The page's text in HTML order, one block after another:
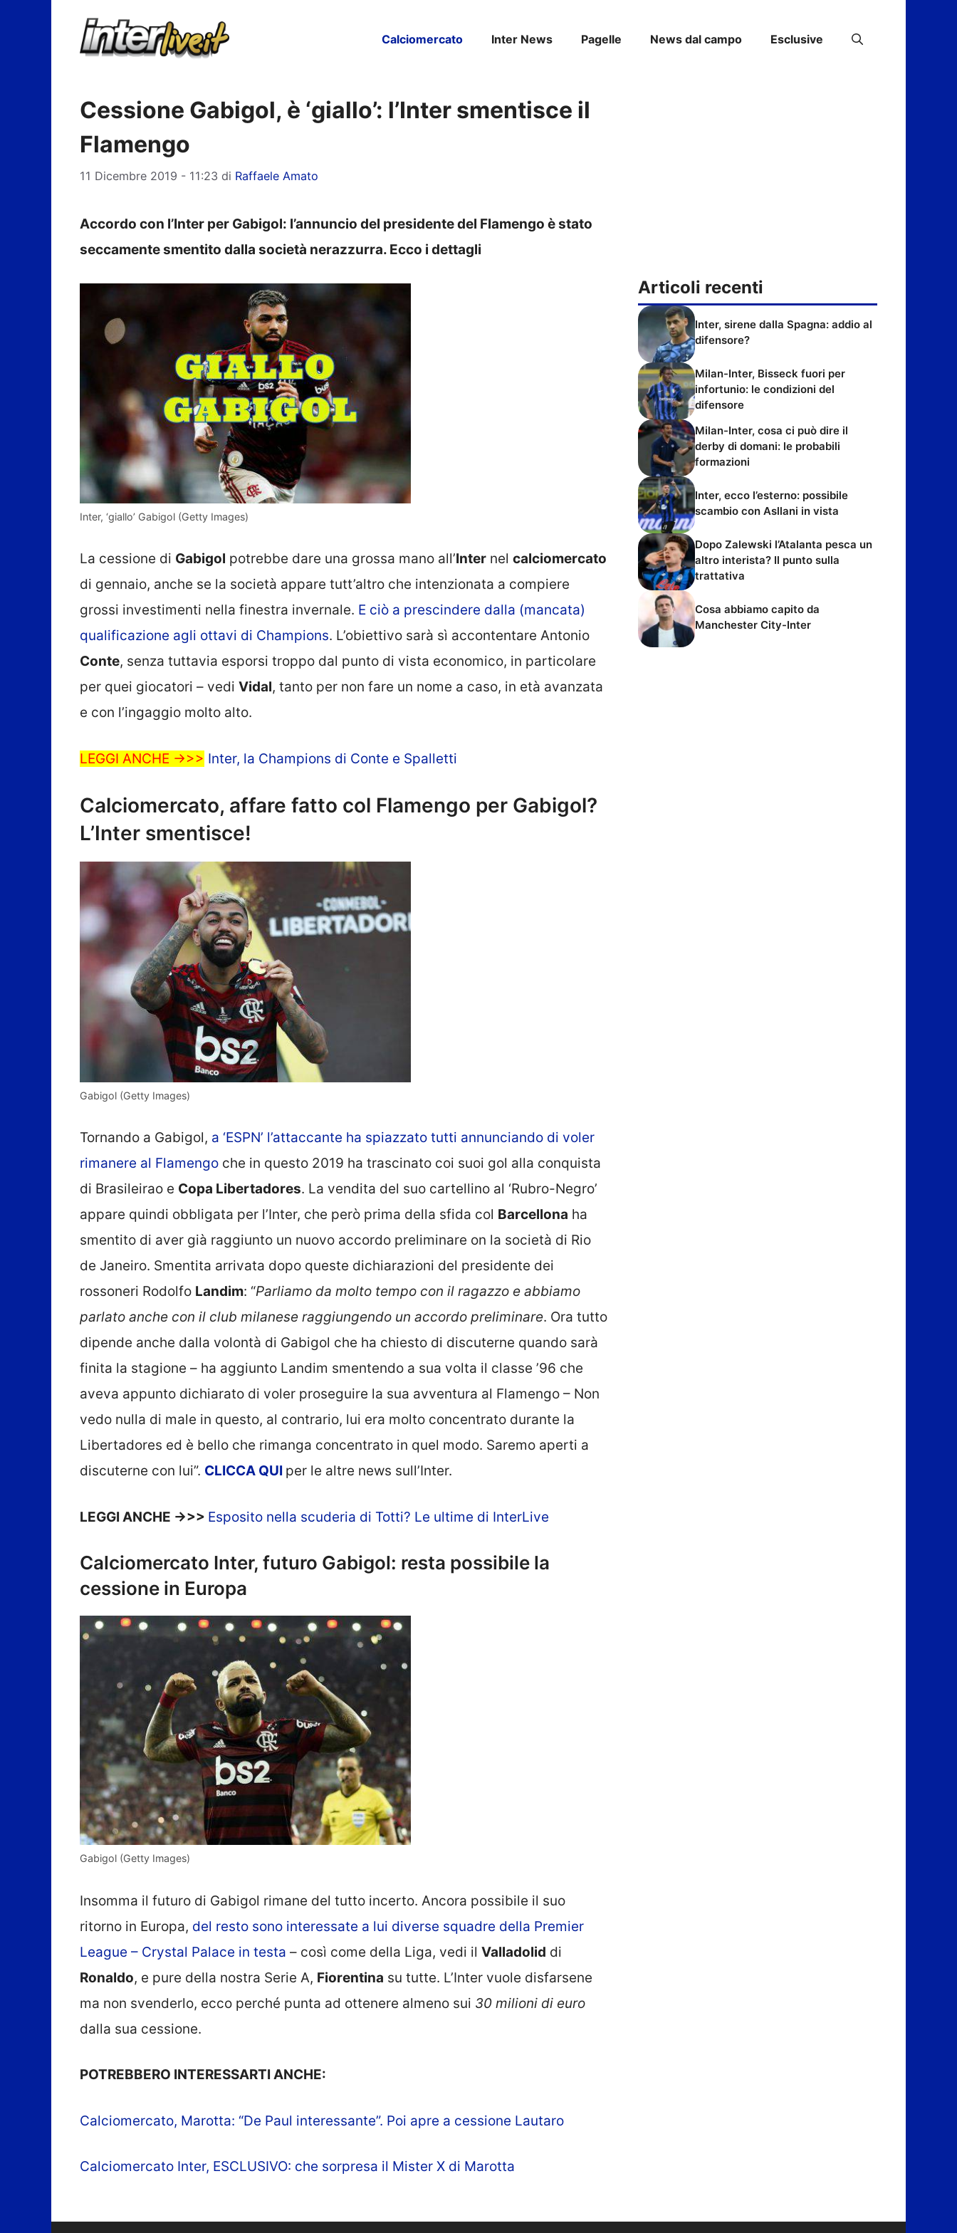
Calciomercato Inter News Pagelle News dal campo Esclusive
Cessione Gabigol, è ‘giallo’: l’Inter smentisce il
Flamengo
11 Dicembre 2019 - 11:23 di Raffaele Amato
Accordo con l’Inter per Gabigol: l’annuncio del presidente del Flamengo è stato
seccamente smentito dalla società nerazzurra. Ecco i dettagli
Inter, ‘giallo’ Gabigol (Getty Images)
La cessione di Gabigol potrebbe dare una grossa mano all’Inter nel calciomercato
di gennaio, anche se la società appare tutt’altro che intenzionata a compiere
grossi investimenti nella finestra invernale. E ciò a prescindere dalla (mancata)
qualificazione agli ottavi di Champions. L’obiettivo sarà sì accontentare Antonio
Conte, senza tuttavia esporsi troppo dal punto di vista economico, in particolare
per quei giocatori – vedi Vidal, tanto per non fare un nome a caso, in età avanzata
e con l’ingaggio molto alto.
LEGGI ANCHE ->>> Inter, la Champions di Conte e Spalletti
Calciomercato, affare fatto col Flamengo per Gabigol?
L’Inter smentisce!
Gabigol (Getty Images)
Tornando a Gabigol, a ‘ESPN’ l’attaccante ha spiazzato tutti annunciando di voler
rimanere al Flamengo che in questo 2019 ha trascinato coi suoi gol alla conquista
di Brasileirao e Copa Libertadores. La vendita del suo cartellino al ‘Rubro-Negro’
appare quindi obbligata per l’Inter, che però prima della sfida col Barcellona ha
smentito di aver già raggiunto un nuovo accordo preliminare on la società di Rio
de Janeiro. Smentita arrivata dopo queste dichiarazioni del presidente dei
rossoneri Rodolfo Landim: “Parliamo da molto tempo con il ragazzo e abbiamo
parlato anche con il club milanese raggiungendo un accordo preliminare. Ora tutto
dipende anche dalla volontà di Gabigol che ha chiesto di discuterne quando sarà
finita la stagione – ha aggiunto Landim smentendo a sua volta il classe ’96 che
aveva appunto dichiarato di voler proseguire la sua avventura al Flamengo – Non
vedo nulla di male in questo, al contrario, lui era molto concentrato durante la
Libertadores ed è bello che rimanga concentrato in quel modo. Saremo aperti a
discuterne con lui”. CLICCA QUI per le altre news sull’Inter.
LEGGI ANCHE ->>> Esposito nella scuderia di Totti? Le ultime di InterLive
Calciomercato Inter, futuro Gabigol: resta possibile la
cessione in Europa
Gabigol (Getty Images)
Insomma il futuro di Gabigol rimane del tutto incerto. Ancora possibile il suo
ritorno in Europa, del resto sono interessate a lui diverse squadre della Premier
League – Crystal Palace in testa – così come della Liga, vedi il Valladolid di
Ronaldo, e pure della nostra Serie A, Fiorentina su tutte. L’Inter vuole disfarsene
ma non svenderlo, ecco perché punta ad ottenere almeno sui 30 milioni di euro
dalla sua cessione.
POTREBBERO INTERESSARTI ANCHE:
Calciomercato, Marotta: “De Paul interessante”. Poi apre a cessione Lautaro
Calciomercato Inter, ESCLUSIVO: che sorpresa il Mister X di Marotta
Articoli recenti
Inter, sirene dalla Spagna: addio al
difensore?
Milan-Inter, Bisseck fuori per
infortunio: le condizioni del
difensore
Milan-Inter, cosa ci può dire il
derby di domani: le probabili
formazioni
Inter, ecco l’esterno: possibile
scambio con Asllani in vista
Dopo Zalewski l’Atalanta pesca un
altro interista? Il punto sulla
trattativa
Cosa abbiamo capito da
Manchester City-Inter